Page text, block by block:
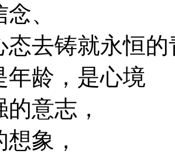
、
态去铸就永恒
年龄，是心境
意志，
象，